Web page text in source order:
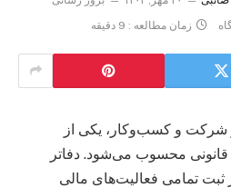
زمان مطالعه : 9 دقیقه
شرکت و کسب‌وکار، یکی از
قانونی محسوب می‌شود. دفاتر
ثبت تمامی فعالیت‌های مالی